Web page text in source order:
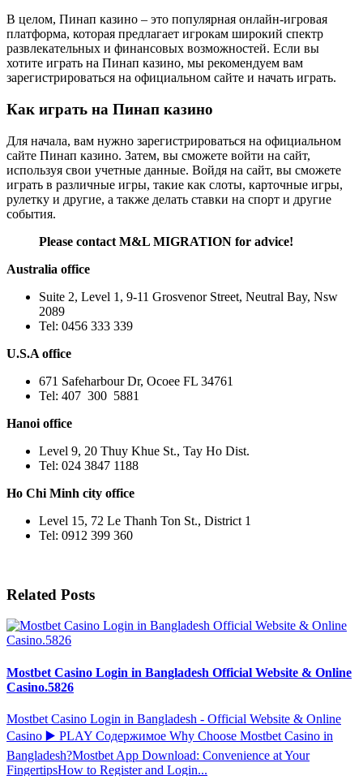
В целом, Пинап казино – это популярная онлайн-игровая
платформа, которая предлагает игрокам широкий спектр
развлекательных и финансовых возможностей. Если вы
хотите играть на Пинап казино, мы рекомендуем вам
зарегистрироваться на официальном сайте и начать играть.
Как играть на Пинап казино
Для начала, вам нужно зарегистрироваться на официальном
сайте Пинап казино. Затем, вы сможете войти на сайт,
используя свои учетные данные. Войдя на сайт, вы сможете
играть в различные игры, такие как слоты, карточные игры,
рулетку и другие, а также делать ставки на спорт и другие
события.
Please contact M&L MIGRATION for advice!
Australia office
Suite 2, Level 1, 9-11 Grosvenor Street, Neutral Bay, Nsw
2089
Tel: 0456 333 339
U.S.A office
671 Safeharbour Dr, Ocoee FL 34761
Tel: 407 300 5881
Hanoi office
Level 9, 20 Thuy Khue St., Tay Ho Dist.
Tel: 024 3847 1188
Ho Chi Minh city office
Level 15, 72 Le Thanh Ton St., District 1
Tel: 0912 399 360
Related Posts
Mostbet Casino Login in Bangladesh Official Website & Online
Casino.5826
Mostbet Casino Login in Bangladesh - Official Website & Online
Casino ▶️ PLAY Содержимое Why Choose Mostbet Casino in
Bangladesh?Mostbet App Download: Convenience at Your
FingertipsHow to Register and Login...